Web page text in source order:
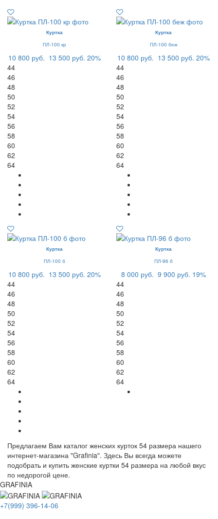
Куртка
ПЛ-100 кр
10 800 руб. 13 500 руб. 20%
44
46
48
50
52
54
56
58
60
62
64
Куртка
ПЛ-100 беж
10 800 руб. 13 500 руб. 20%
44
46
48
50
52
54
56
58
60
62
64
Куртка
ПЛ-100 б
10 800 руб. 13 500 руб. 20%
44
46
48
50
52
54
56
58
60
62
64
Куртка
ПЛ-96 б
8 000 руб. 9 900 руб. 19%
44
46
48
50
52
54
56
58
60
62
64
Предлагаем Вам каталог женских курток 54 размера нашего
интернет-магазина "Grafinia". Здесь Вы всегда можете
подобрать и купить женские куртки 54 размера на любой вкус
по недорогой цене.
GRAFINIA
+7(999) 396-14-06